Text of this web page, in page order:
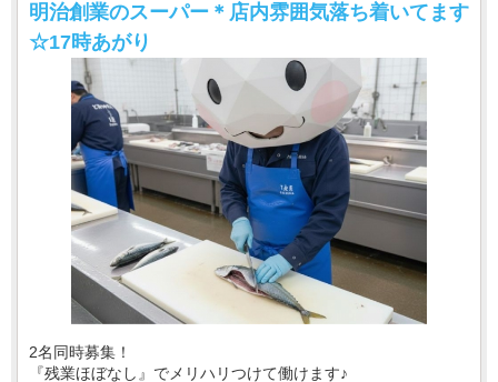
明治創業のスーパー＊店内雰囲気落ち着いてます
☆17時あがり
2名同時募集！
『残業ほぼなし』でメリハリつけて働けます♪